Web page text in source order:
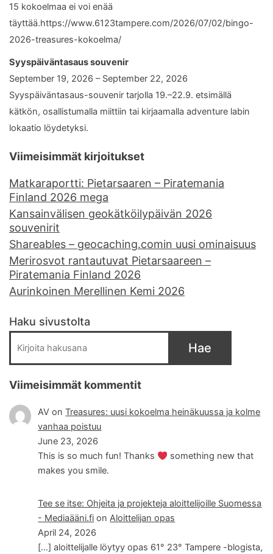
15 kokoelmaa ei voi enää
täyttää.https://www.6123tampere.com/2026/07/02/bingo-
2026-treasures-kokoelma/
Syyspäiväntasaus souvenir
September 19, 2026 – September 22, 2026
Syyspäiväntasaus-souvenir tarjolla 19.–22.9. etsimällä
kätkön, osallistumalla miittiin tai kirjaamalla adventure labin
lokaatio löydetyksi.
Viimeisimmät kirjoitukset
Matkaraportti: Pietarsaaren – Piratemania
Finland 2026 mega
Kansainvälisen geokätköilypäivän 2026
souvenirit
Shareables – geocaching.comin uusi ominaisuus
Merirosvot rantautuvat Pietarsaareen –
Piratemania Finland 2026
Aurinkoinen Merellinen Kemi 2026
Haku sivustolta
Hae
Viimeisimmät kommentit
AV onTreasures: uusi kokoelma heinäkuussa ja kolme
vanhaa poistuu
June 23, 2026
This is so much fun! Thanks
something new that
makes you smile.
Tee se itse: Ohjeita ja projekteja aloittelijoille Suomessa
- Mediaääni.fi onAloittelijan opas
April 24, 2026
[…] aloittelijalle löytyy opas 61° 23° Tampere -blogista,